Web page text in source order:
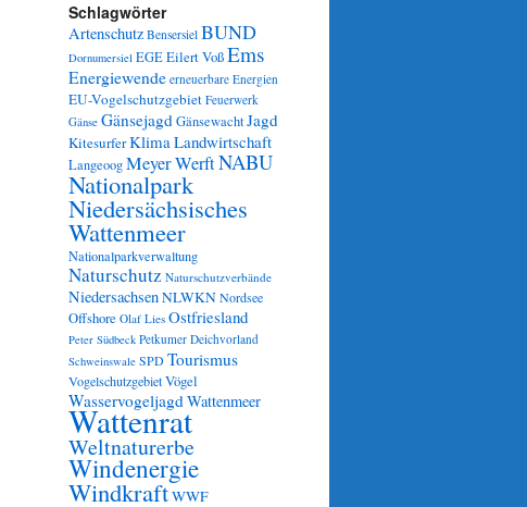
Schlagwörter
Artenschutz Bensersiel BUND
Dornumersiel EGEEilert VoßEms
Energiewende erneuerbare Energien
EU-Vogelschutzgebiet Feuerwerk
Gänse GänsejagdGänsewachtJagd
KitesurferKlimaLandwirtschaft
LangeoogMeyer WerftNABU
Nationalpark
Niedersächsisches
Wattenmeer
Nationalparkverwaltung
Naturschutz Naturschutzverbände
NiedersachsenNLWKNNordsee
Offshore Olaf Lies Ostfriesland
Peter Südbeck Petkumer Deichvorland
Schweinswale SPDTourismus
VogelschutzgebietVögel
WasservogeljagdWattenmeer
Wattenrat
Weltnaturerbe
Windenergie
WindkraftWWF